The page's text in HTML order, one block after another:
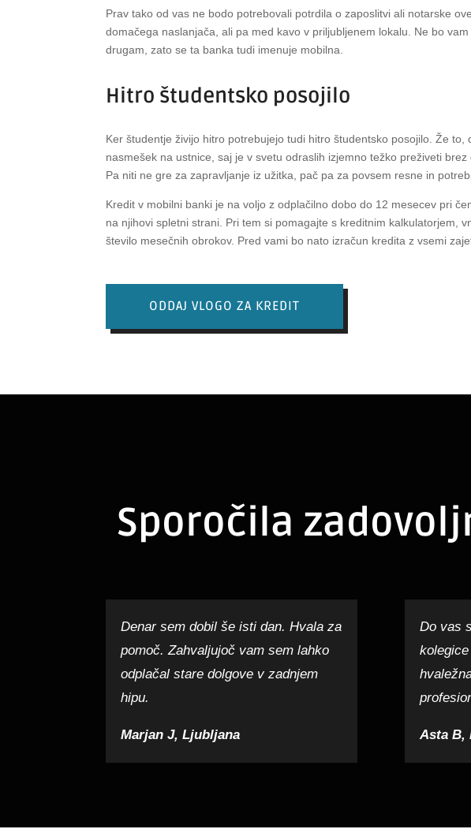
Prav tako od vas ne bodo potrebovali potrdila o zaposlitvi ali notarske
domačega naslanjača, ali pa med kavo v priljubljenem lokalu. Ne bo
drugam, zato se ta banka tudi imenuje mobilna.
Hitro študentsko posojilo
Ker študentje živijo hitro potrebujejo tudi hitro študentsko posojilo. Že to,
nasmešek na ustnice, saj je v svetu odraslih izjemno težko preživeti
Pa niti ne gre za zapravljanje iz užitka, pač pa za povsem resne in
Kredit v mobilni banki je na voljo z odplačilno dobo do 12 mesecev pri
na njihovi spletni strani. Pri tem si pomagajte s kreditnim kalkulatorjem,
število mesečnih obrokov. Pred vami bo nato izračun kredita z vsemi
ODDAJ VLOGO ZA KREDIT
Sporočila
Denar sem dobil še isti dan. Hvala za
pomoč. Zahvaljujoč vam sem lahko
odplačal stare dolgove v zadnjem
hipu.
Marjan J, Ljubljana
Do vas
Asta B,